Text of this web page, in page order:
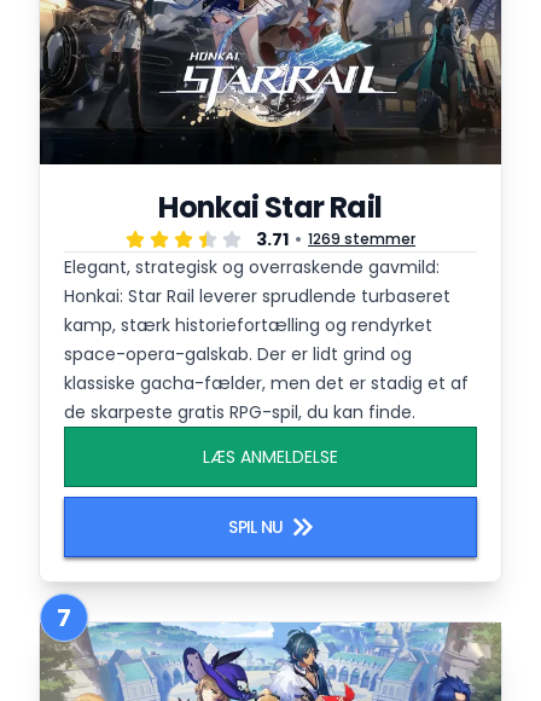
Honkai Star Rail
3.71 1269 stemmer
Elegant, strategisk og overraskende gavmild:
Honkai: Star Rail leverer sprudlende turbaseret
kamp, stærk historiefortælling og rendyrket
space-opera-galskab. Der er lidt grind og
klassiske gacha-fælder, men det er stadig et af
de skarpeste gratis RPG-spil, du kan finde.
LÆS ANMELDELSE
SPIL NU
7